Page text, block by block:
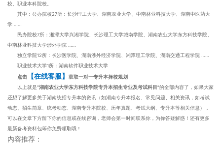
校、职业本科院校。
其中：公办院校27所：长沙理工大学、湖南农业大学、中南林业科技大学、湖南中医药大
学 ……
民办院校7所：湘潭大学兴湘学院、长沙理工大学城南学院、湖南农业大学东方科技学院、
中南林业科技大学涉外学院 ……
独立学院12所：长沙医学院、湖南涉外经济学院、湘潭理工学院、湖南交通工程学院 ……
职业技术大学1所：湖南软件职业技术大学
点击【在线客服】
获取一对一专升本择校规划
以上就是“湖南农业大学东方科技学院专升本招生专业及考试科目”的全部内容了，如果大家
还想了解更多关于湖南统招专升本的资讯（如湖南专升本报名、常见问题、相关资讯，如考试
动态、招生简章、统考动态、湖南专升本院校、历年真题、考试大纲、专升本等相关信息），
可以在文章下方留下你的信息或在线咨询，老师会第一时间联系你，为你答疑解惑！还有更多
最新备考资料包等你免费领取哦！
内容推荐：